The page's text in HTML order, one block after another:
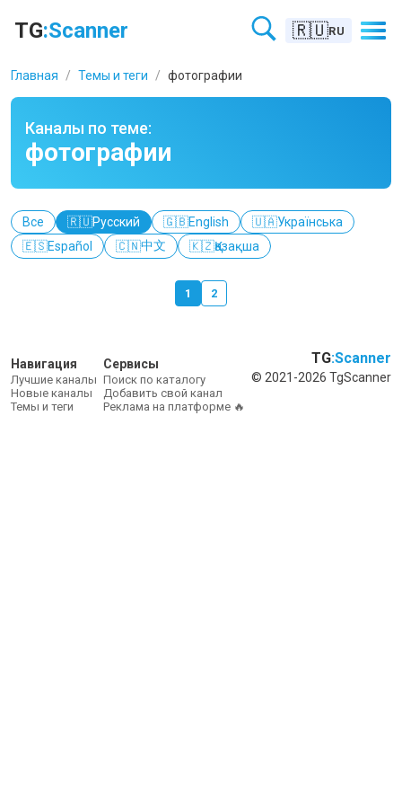
TG:Scanner 🇷🇺RU
Главная / Темы и теги / фотографии
Каналы по теме:
фотографии
Все 🇷🇺Русский 🇬🇧English 🇺🇦Українська
🇪🇸Español 🇨🇳中文 🇰🇿Қазақша
1 2
Навигация
Лучшие каналы
Новые каналы
Темы и теги
Сервисы
Поиск по каталогу
Добавить свой канал
Реклама на платформе 🔥
TG:Scanner
© 2021-2026 TgScanner